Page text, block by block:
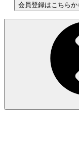
会員登録はこちらか